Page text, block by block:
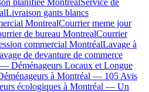
Livraison gants blancs
MontrealCourrier meme jour
de bureau MontrealCourrier
commercial MontréalLavage à
de devanture de commerce
Déménageurs Locaux et Longue
à Montréal — 105 Avis
écologiques à Montréal — Un